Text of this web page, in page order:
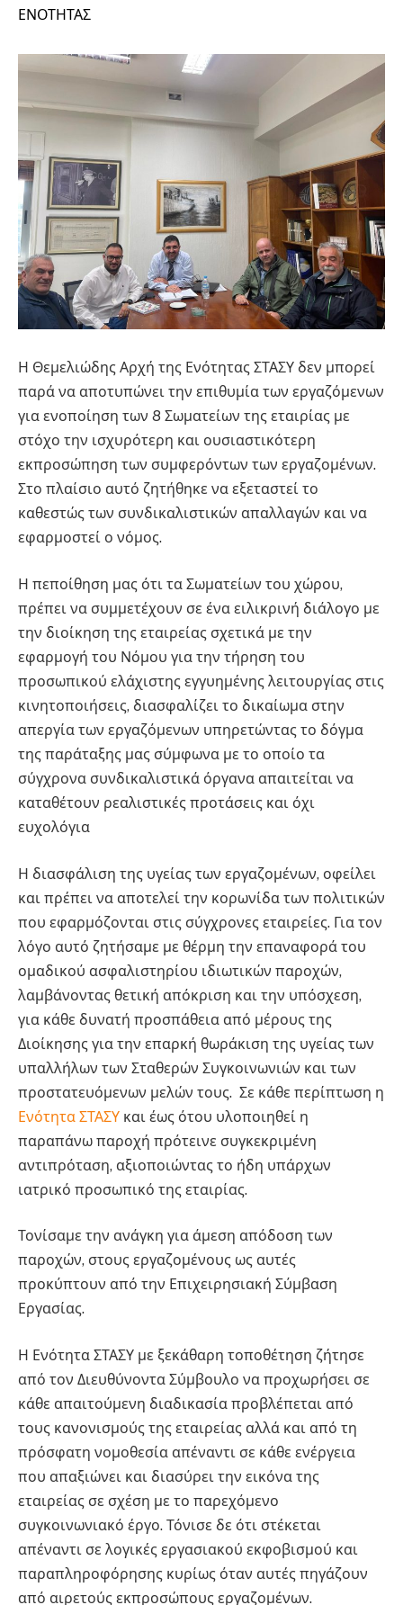
ΕΝΟΤΗΤΑΣ
Η Θεμελιώδης Αρχή της Ενότητας ΣΤΑΣΥ δεν μπορεί
παρά να αποτυπώνει την επιθυμία των εργαζόμενων
για ενοποίηση των 8 Σωματείων της εταιρίας με
στόχο την ισχυρότερη και ουσιαστικότερη
εκπροσώπηση των συμφερόντων των εργαζομένων.
Στο πλαίσιο αυτό ζητήθηκε να εξεταστεί το
καθεστώς των συνδικαλιστικών απαλλαγών και να
εφαρμοστεί ο νόμος.
Η πεποίθηση μας ότι τα Σωματείων του χώρου,
πρέπει να συμμετέχουν σε ένα ειλικρινή διάλογο με
την διοίκηση της εταιρείας σχετικά με την
εφαρμογή του Νόμου για την τήρηση του
προσωπικού ελάχιστης εγγυημένης λειτουργίας στις
κινητοποιήσεις, διασφαλίζει το δικαίωμα στην
απεργία των εργαζόμενων υπηρετώντας το δόγμα
της παράταξης μας σύμφωνα με το οποίο τα
σύγχρονα συνδικαλιστικά όργανα απαιτείται να
καταθέτουν ρεαλιστικές προτάσεις και όχι
ευχολόγια
Η διασφάλιση της υγείας των εργαζομένων, οφείλει
και πρέπει να αποτελεί την κορωνίδα των πολιτικών
που εφαρμόζονται στις σύγχρονες εταιρείες. Για τον
λόγο αυτό ζητήσαμε με θέρμη την επαναφορά του
ομαδικού ασφαλιστηρίου ιδιωτικών παροχών,
λαμβάνοντας θετική απόκριση και την υπόσχεση,
για κάθε δυνατή προσπάθεια από μέρους της
Διοίκησης για την επαρκή θωράκιση της υγείας των
υπαλλήλων των Σταθερών Συγκοινωνιών και των
προστατευόμενων μελών τους. Σε κάθε περίπτωση η
Ενότητα ΣΤΑΣΥ και έως ότου υλοποιηθεί η
παραπάνω παροχή πρότεινε συγκεκριμένη
αντιπρόταση, αξιοποιώντας το ήδη υπάρχων
ιατρικό προσωπικό της εταιρίας.
Τονίσαμε την ανάγκη για άμεση απόδοση των
παροχών, στους εργαζομένους ως αυτές
προκύπτουν από την Επιχειρησιακή Σύμβαση
Εργασίας.
Η Ενότητα ΣΤΑΣΥ με ξεκάθαρη τοποθέτηση ζήτησε
από τον Διευθύνοντα Σύμβουλο να προχωρήσει σε
κάθε απαιτούμενη διαδικασία προβλέπεται από
τους κανονισμούς της εταιρείας αλλά και από τη
πρόσφατη νομοθεσία απέναντι σε κάθε ενέργεια
που απαξιώνει και διασύρει την εικόνα της
εταιρείας σε σχέση με το παρεχόμενο
συγκοινωνιακό έργο. Τόνισε δε ότι στέκεται
απέναντι σε λογικές εργασιακού εκφοβισμού και
παραπληροφόρησης κυρίως όταν αυτές πηγάζουν
από αιρετούς εκπροσώπους εργαζομένων.